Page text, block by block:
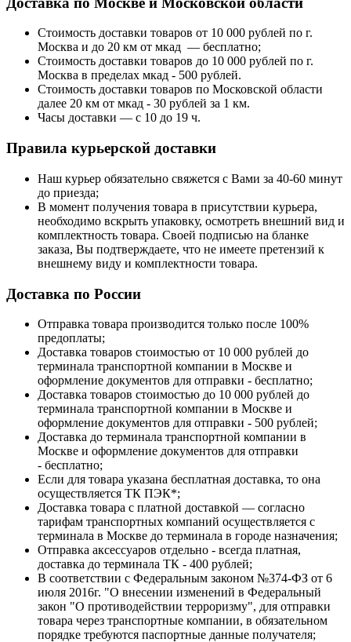
Стоимость доставки товаров от 10 000 рублей по г.
Москва и до 20 км от мкад — бесплатно;
Стоимость доставки товаров до 10 000 рублей по г.
Москва в пределах мкад - 500 рублей.
Стоимость доставки товаров по Московской области
далее 20 км от мкад - 30 рублей за 1 км.
Часы доставки — с 10 до 19 ч.
Правила курьерской доставки
Наш курьер обязательно свяжется с Вами за 40-60 минут
до приезда;
В момент получения товара в присутствии курьера,
необходимо вскрыть упаковку, осмотреть внешний вид и
комплектность товара. Своей подписью на бланке
заказа, Вы подтверждаете, что не имеете претензий к
внешнему виду и комплектности товара.
Доставка по России
Отправка товара производится только после 100%
предоплаты;
Доставка товаров стоимостью от 10 000 рублей до
терминала транспортной компании в Москве и
оформление документов для отправки - бесплатно;
Доставка товаров стоимостью до 10 000 рублей до
терминала транспортной компании в Москве и
оформление документов для отправки - 500 рублей;
Доставка до терминала транспортной компании в
Москве и оформление документов для отправки
- бесплатно;
Если для товара указана бесплатная доставка, то она
осуществляется ТК ПЭК*;
Доставка товара с платной доставкой — согласно
тарифам транспортных компаний осуществляется с
терминала в Москве до терминала в городе назначения;
Отправка аксессуаров отдельно - всегда платная,
доставка до терминала ТК - 400 рублей;
В соответствии с Федеральным законом №374-ФЗ от 6
июля 2016г. "О внесении изменений в Федеральный
закон "О противодействии терроризму", для отправки
товара через транспортные компании, в обязательном
порядке требуются паспортные данные получателя;